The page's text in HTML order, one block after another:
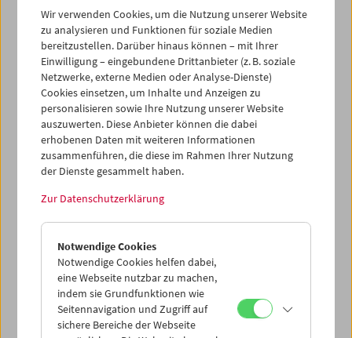
25
27 29
31
01
02 03 04 05 06
iCalender
Programmheft-PDF
English language or subtitles
< Vorherige Woche
Mo 25.8.
Di 26.8.
Mi 27.8.
Wir verwenden Cookies, um die Nutzung unserer Website
zu analysieren und Funktionen für soziale Medien
bereitzustellen. Darüber hinaus können – mit Ihrer
Einwilligung – eingebundene Drittanbieter (z. B. soziale
Netzwerke, externe Medien oder Analyse-Dienste)
Cookies einsetzen, um Inhalte und Anzeigen zu
personalisieren sowie Ihre Nutzung unserer Website
auszuwerten. Diese Anbieter können die dabei
erhobenen Daten mit weiteren Informationen
zusammenführen, die diese im Rahmen Ihrer Nutzung
der Dienste gesammelt haben.
Zur Datenschutzerklärung
Notwendige Cookies
Notwendige Cookies helfen dabei,
eine Webseite nutzbar zu machen,
indem sie Grundfunktionen wie
Seitennavigation und Zugriff auf
sichere Bereiche der Webseite